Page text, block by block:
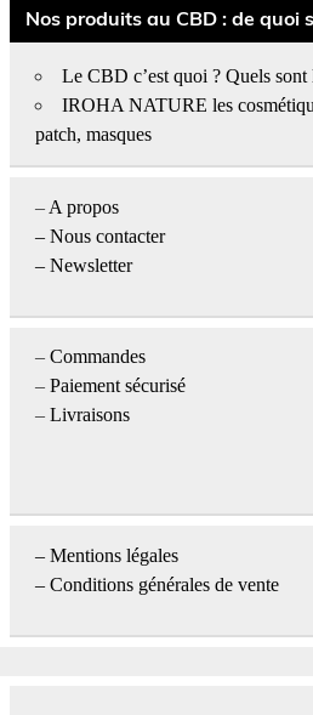
Nos produits au CBD : de quoi
Le CBD c’est quoi ? Quels
IROHA NATURE les
patch, masques
– A propos
– Nous contacter
– Newsletter
– Commandes
– Paiement sécurisé
– Livraisons
– Mentions légales
– Conditions générales de vente